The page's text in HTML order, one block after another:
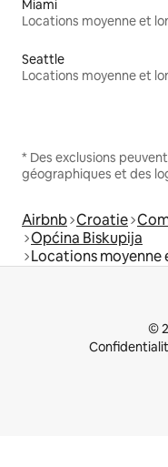
Miami
Seattle
* Des exclusions
géographiques et des
Airbnb Croatie
Općina Biskupija
Locations moyenne
©